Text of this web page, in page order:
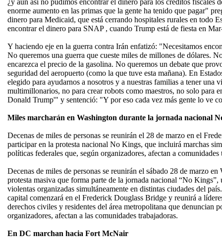
¿y aun así no pudimos encontrar el dinero para los créditos fiscales
enorme aumento en las primas que la gente ha tenido que pagar"
dinero para Medicaid, que está cerrando hospitales rurales en todo
encontrar el dinero para SNAP , cuando Trump está de fiesta en
Y haciendo eje en la guerra contra Irán enfatizó: "Necesitamos
No queremos una guerra que cueste miles de millones de dólares.
encarezca el precio de la gasolina. No queremos un debate que
seguridad del aeropuerto (como la que tuve esta mañana). En
elegido para ayudarnos a nosotros y a nuestras familias a tener una
multimillonarios, no para crear robots como maestros, no solo para
Donald Trump'" y sentenció: "Y por eso cada vez más gente lo ve
Miles marcharán en Washington durante la jornada nacional
Decenas de miles de personas se reunirán el 28 de marzo en el
participar en la protesta nacional No Kings, que incluirá marchas
políticas federales que, según organizadores, afectan a comunidades
Decenas de miles de personas se reunirán el sábado 28 de marzo
protesta masiva que forma parte de la jornada nacional “No Kings”,
violentas organizadas simultáneamente en distintas ciudades del
capital comenzará en el Frederick Douglass Bridge y reunirá a
derechos civiles y residentes del área metropolitana que denuncian
organizadores, afectan a las comunidades trabajadoras.
En DC marchan hacia Fort McNair